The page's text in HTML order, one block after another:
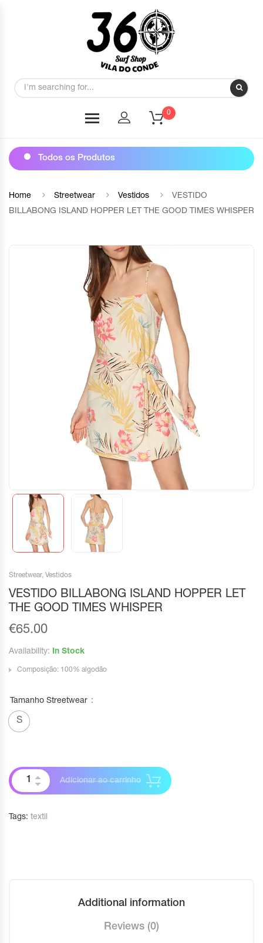
0
Todos os Produtos
Home Streetwear Vestidos
VESTIDO
BILLABONG ISLAND HOPPER LET THE GOOD TIMES WHISPER
Streetwear, Vestidos
VESTIDO BILLABONG ISLAND HOPPER LET
THE GOOD TIMES WHISPER
€65.00
Availability: In Stock
Composição: 100% algodão
Tamanho Streetwear
S
Adicionar ao carrinho
Tags: textil
Additional information
Reviews (0)